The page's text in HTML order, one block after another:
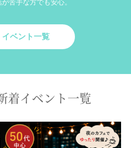
苦手な方でも安心。
イベント一覧
着イベント一覧